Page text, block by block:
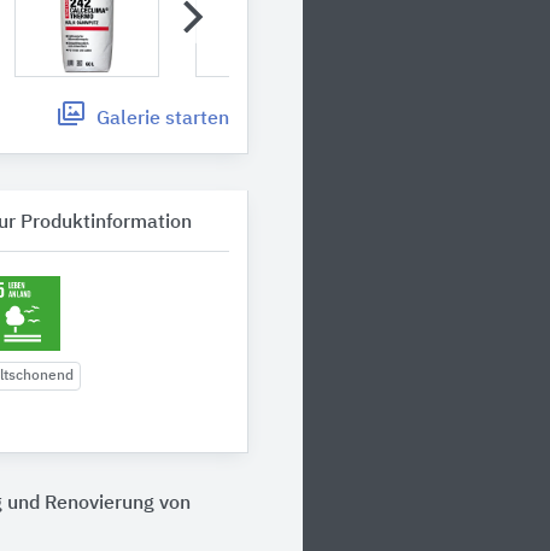
Galerie starten
Produktinformation
Renovierung von